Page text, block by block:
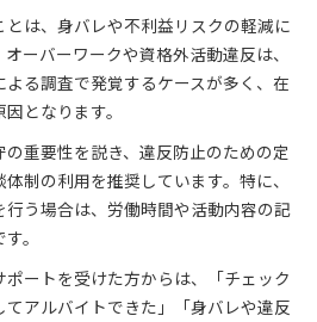
は、身バレや不利益リスクの軽減に
ーバーワークや資格外活動違反は、
る調査で発覚するケースが多く、在
となります。
重要性を説き、違反防止のための定
制の利用を推奨しています。特に、
う場合は、労働時間や活動内容の記
。
ートを受けた方からは、「チェック
てアルバイトできた」「身バレや違反